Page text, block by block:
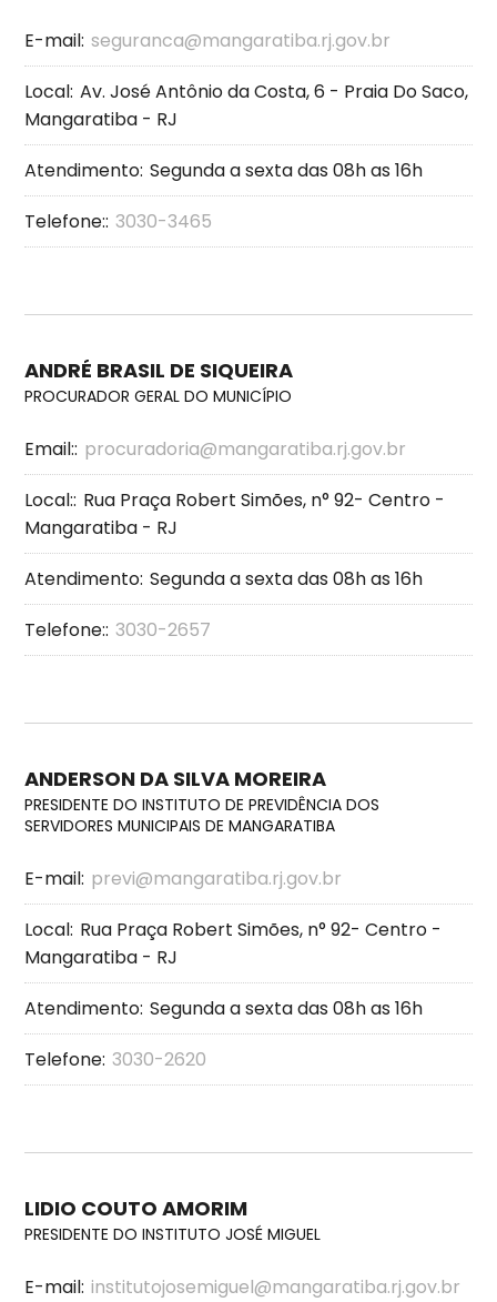
E-mail: seguranca@mangaratiba.rj.gov.br
Local: Av. José Antônio da Costa, 6 - Praia Do Saco,
Mangaratiba - RJ
Atendimento: Segunda a sexta das 08h as 16h
Telefone:: 3030-3465
ANDRÉ BRASIL DE SIQUEIRA
PROCURADOR GERAL DO MUNICÍPIO
Email:: procuradoria@mangaratiba.rj.gov.br
Local:: Rua Praça Robert Simões, n° 92- Centro -
Mangaratiba - RJ
Atendimento: Segunda a sexta das 08h as 16h
Telefone:: 3030-2657
ANDERSON DA SILVA MOREIRA
PRESIDENTE DO INSTITUTO DE PREVIDÊNCIA DOS
SERVIDORES MUNICIPAIS DE MANGARATIBA
E-mail: previ@mangaratiba.rj.gov.br
Local: Rua Praça Robert Simões, n° 92- Centro -
Mangaratiba - RJ
Atendimento: Segunda a sexta das 08h as 16h
Telefone: 3030-2620
LIDIO COUTO AMORIM
PRESIDENTE DO INSTITUTO JOSÉ MIGUEL
E-mail: institutojosemiguel@mangaratiba.rj.gov.br